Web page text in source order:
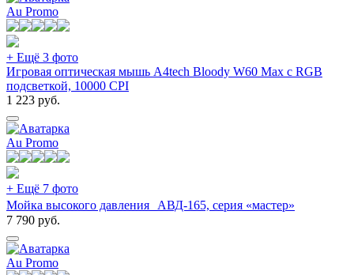
Au Promo
+ Ещё 3 фото
Игровая оптическая мышь A4tech Bloody W60 Max c RGB
подсветкой, 10000 CPI
1 223 руб.
Au Promo
+ Ещё 7 фото
Мойка высокого давления АВД-165, серия «мастер»
7 790 руб.
Au Promo